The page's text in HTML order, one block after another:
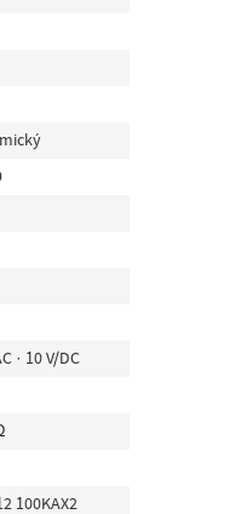
· 10 V/DC
100KAX2